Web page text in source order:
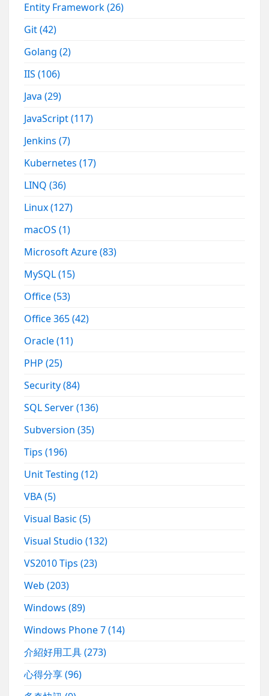
Entity Framework(26)
Git(42)
Golang(2)
IIS(106)
Java(29)
JavaScript(117)
Jenkins(7)
Kubernetes(17)
LINQ(36)
Linux(127)
macOS(1)
Microsoft Azure(83)
MySQL(15)
Office(53)
Office 365(42)
Oracle(11)
PHP(25)
Security(84)
SQL Server(136)
Subversion(35)
Tips(196)
Unit Testing(12)
VBA(5)
Visual Basic(5)
Visual Studio(132)
VS2010 Tips(23)
Web(203)
Windows(89)
Windows Phone 7(14)
介紹好用工具(273)
心得分享(96)